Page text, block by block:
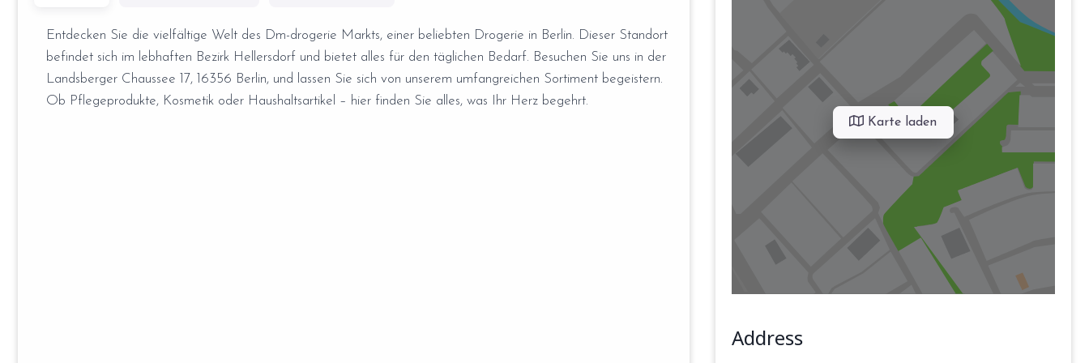
Entdecken Sie die vielfältige Welt des Dm-drogerie Markts, einer beliebten Drogerie in Berlin. Dieser Standort
befindet sich im lebhaften Bezirk Hellersdorf und bietet alles für den täglichen Bedarf. Besuchen Sie uns in der
Landsberger Chaussee 17, 16356 Berlin, und lassen Sie sich von unserem umfangreichen Sortiment begeistern.
Ob Pflegeprodukte, Kosmetik oder Haushaltsartikel – hier finden Sie alles, was Ihr Herz begehrt.
Karte laden
Address